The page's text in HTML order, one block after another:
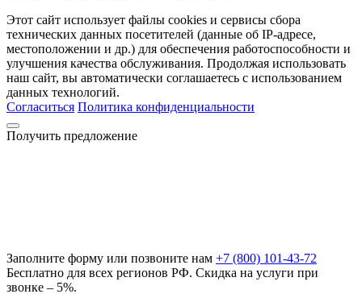
Этот сайт использует файлы cookies и сервисы сбора
технических данных посетителей (данные об IP-адресе,
местоположении и др.) для обеспечения работоспособности и
улучшения качества обслуживания. Продолжая использовать
наш сайт, вы автоматически соглашаетесь с использованием
данных технологий.
Согласиться Политика конфиденциальности
Получить предложение
Заполните форму или позвоните нам +7 (800) 101-43-72
Бесплатно для всех регионов РФ. Скидка на услуги при
звонке – 5%.